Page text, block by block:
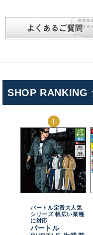
SHOP RANKING
バートル定番大人気
シリーズ 幅広い業種
に対応
バートル